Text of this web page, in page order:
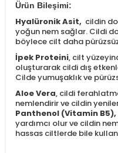
Ürün Bileşimi:
Hyalüronik Asit, cildin
yoğun nem sağlar. Cildi
böylece cilt daha
İpek Proteini, cilt
oluşturarak cildi dış
Cilde yumuşaklık ve
Aloe Vera, cildi
nemlendirir ve cildin
Panthenol (Vitamin B5),
yardımcı olur ve cildin
hassas ciltlerde bile